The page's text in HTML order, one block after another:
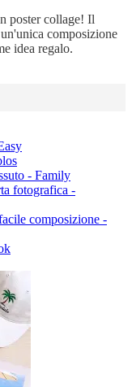
poster collage! Il
composizione
idea regalo.
- Family
fotografica -
composizione -